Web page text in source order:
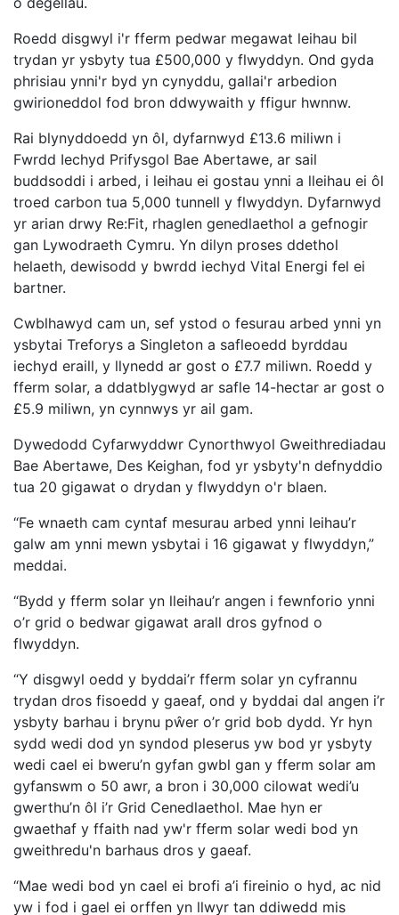
Roedd disgwyl i'r fferm pedwar megawat leihau bil
trydan yr ysbyty tua £500,000 y flwyddyn. Ond gyda
phrisiau ynni'r byd yn cynyddu, gallai'r arbedion
gwirioneddol fod bron ddwywaith y ffigur hwnnw.
Rai blynyddoedd yn ôl, dyfarnwyd £13.6 miliwn i
Fwrdd Iechyd Prifysgol Bae Abertawe, ar sail
buddsoddi i arbed, i leihau ei gostau ynni a lleihau ei ôl
troed carbon tua 5,000 tunnell y flwyddyn. Dyfarnwyd
yr arian drwy Re:Fit, rhaglen genedlaethol a gefnogir
gan Lywodraeth Cymru. Yn dilyn proses ddethol
helaeth, dewisodd y bwrdd iechyd Vital Energi fel ei
bartner.
Cwblhawyd cam un, sef ystod o fesurau arbed ynni yn
ysbytai Treforys a Singleton a safleoedd byrddau
iechyd eraill, y llynedd ar gost o £7.7 miliwn. Roedd y
fferm solar, a ddatblygwyd ar safle 14-hectar ar gost o
£5.9 miliwn, yn cynnwys yr ail gam.
Dywedodd Cyfarwyddwr Cynorthwyol Gweithrediadau
Bae Abertawe, Des Keighan, fod yr ysbyty'n defnyddio
tua 20 gigawat o drydan y flwyddyn o'r blaen.
“Fe wnaeth cam cyntaf mesurau arbed ynni leihau’r
galw am ynni mewn ysbytai i 16 gigawat y flwyddyn,”
meddai.
“Bydd y fferm solar yn lleihau’r angen i fewnforio ynni
o’r grid o bedwar gigawat arall dros gyfnod o
flwyddyn.
“Y disgwyl oedd y byddai’r fferm solar yn cyfrannu
trydan dros fisoedd y gaeaf, ond y byddai dal angen i’r
ysbyty barhau i brynu pŵer o’r grid bob dydd. Yr hyn
sydd wedi dod yn syndod pleserus yw bod yr ysbyty
wedi cael ei bweru’n gyfan gwbl gan y fferm solar am
gyfanswm o 50 awr, a bron i 30,000 cilowat wedi’u
gwerthu’n ôl i’r Grid Cenedlaethol. Mae hyn er
gwaethaf y ffaith nad yw'r fferm solar wedi bod yn
gweithredu'n barhaus dros y gaeaf.
“Mae wedi bod yn cael ei brofi a’i fireinio o hyd, ac nid
yw i fod i gael ei orffen yn llwyr tan ddiwedd mis